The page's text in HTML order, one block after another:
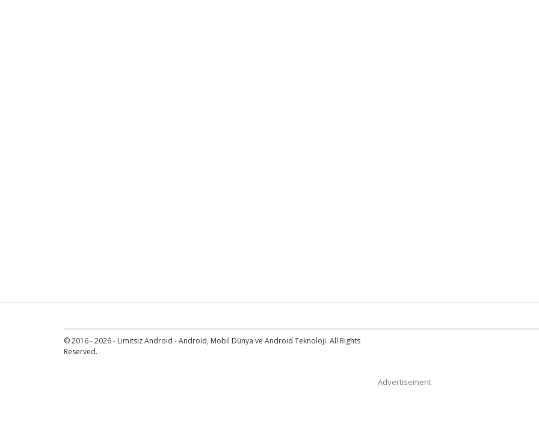
© 2016 - 2026 - Limitsiz Android - Android, Mobil Dünya ve Android Teknoloji. All Rights
Reserved.
Advertisement